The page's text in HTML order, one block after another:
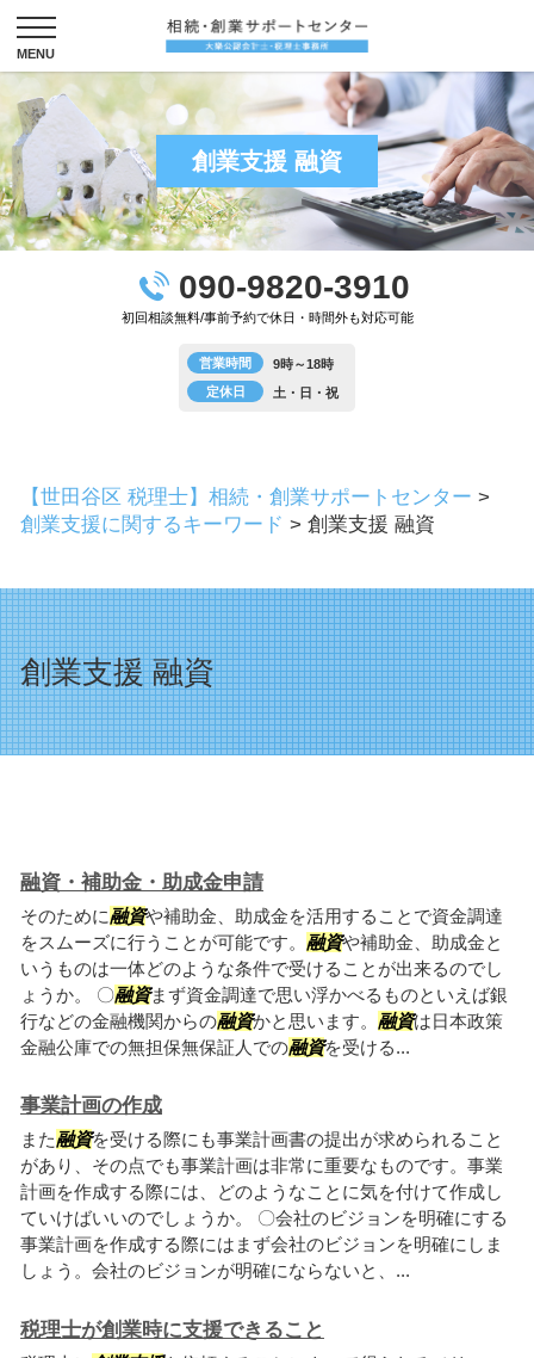
創業支援 融資
090-9820-3910
初回相談無料/事前予約で休日・時間外も対応可能
営業時間
9時～18時
定休日
土・日・祝
【世田谷区 税理士】相続・創業サポートセンター >
創業支援に関するキーワード > 創業支援 融資
創業支援 融資
融資・補助金・助成金申請
そのために融資や補助金、助成金を活用することで資金調達
をスムーズに行うことが可能です。 融資や補助金、助成金と
いうものは一体どのような条件で受けることが出来るのでし
ょうか。 〇融資まず資金調達で思い浮かべるものといえば銀
行などの金融機関からの融資かと思います。 融資は日本政策
金融公庫での無担保無保証人での融資を受ける...
事業計画の作成
また融資を受ける際にも事業計画書の提出が求められること
があり、その点でも事業計画は非常に重要なものです。事業
計画を作成する際には、どのようなことに気を付けて作成し
ていけばいいのでしょうか。 〇会社のビジョンを明確にする
事業計画を作成する際にはまず会社のビジョンを明確にしま
しょう。会社のビジョンが明確にならないと、...
税理士が創業時に支援できること